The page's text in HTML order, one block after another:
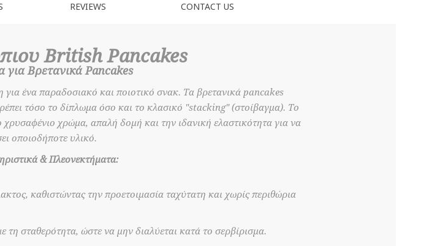
REVIEWS CONTACT US
British Pancakes
Βρετανικά Pancakes
ένα παραδοσιακό και ποιοτικό σνακ. Τα βρετανικά pancakes
τόσο το δίπλωμα όσο και το κλασικό "stacking" (στοίβαγμα). Το
χρώμα, απαλή δομή και την ιδανική ελαστικότητα για να
οποιοδήποτε υλικό.
& Πλεονεκτήματα:
καθιστώντας την προετοιμασία ταχύτατη και χωρίς περιθώρια
τη σταθερότητα, ώστε να μην διαλύεται κατά το σερβίρισμα.